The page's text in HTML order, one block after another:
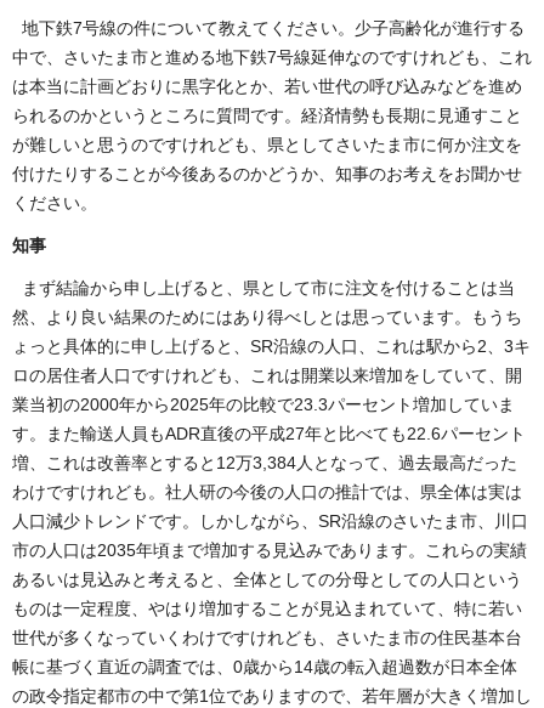
地下鉄7号線の件について教えてください。少子高齢化が進行する
中で、さいたま市と進める地下鉄7号線延伸なのですけれども、これ
は本当に計画どおりに黒字化とか、若い世代の呼び込みなどを進め
られるのかというところに質問です。経済情勢も長期に見通すこと
が難しいと思うのですけれども、県としてさいたま市に何か注文を
付けたりすることが今後あるのかどうか、知事のお考えをお聞かせ
ください。
知事
まず結論から申し上げると、県として市に注文を付けることは当
然、より良い結果のためにはあり得べしとは思っています。もうち
ょっと具体的に申し上げると、SR沿線の人口、これは駅から2、3キ
ロの居住者人口ですけれども、これは開業以来増加をしていて、開
業当初の2000年から2025年の比較で23.3パーセント増加していま
す。また輸送人員もADR直後の平成27年と比べても22.6パーセント
増、これは改善率とすると12万3,384人となって、過去最高だった
わけですけれども。社人研の今後の人口の推計では、県全体は実は
人口減少トレンドです。しかしながら、SR沿線のさいたま市、川口
市の人口は2035年頃まで増加する見込みであります。これらの実績
あるいは見込みと考えると、全体としての分母としての人口という
ものは一定程度、やはり増加することが見込まれていて、特に若い
世代が多くなっていくわけですけれども、さいたま市の住民基本台
帳に基づく直近の調査では、0歳から14歳の転入超過数が日本全体
の政令指定都市の中で第1位でありますので、若年層が大きく増加し